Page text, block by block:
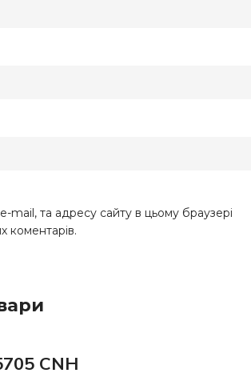
mail, та адресу сайту в цьому браузері
коментарів.
CNH